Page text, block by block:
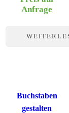
Anfrage
Buchstaben
gestalten